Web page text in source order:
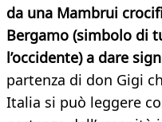
da una Mambrui
Bergamo (simbolo di
l’occidente) a dare
partenza di don Gigi
Italia si può leggere